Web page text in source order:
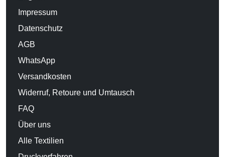
Impressum
Datenschutz
AGB
WhatsApp
Versandkosten
Widerruf, Retoure und Umtausch
FAQ
Über uns
Alle Textilien